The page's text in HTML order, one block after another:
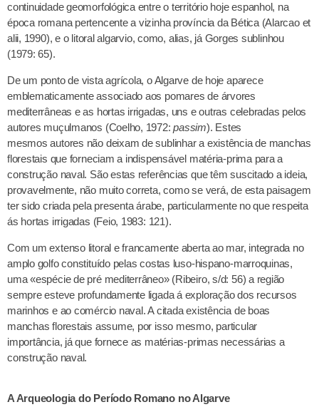
continuidade geomorfológica entre o território hoje espanhol, na
época romana pertencente a vizinha província da Bética (Alarcao et
alii, 1990), e o litoral algarvio, como, alias, já Gorges sublinhou
(1979: 65).
De um ponto de vista agrícola, o Algarve de hoje aparece
emblematicamente associado aos pomares de árvores
mediterrâneas e as hortas irrigadas, uns e outras celebradas pelos
autores muçulmanos (Coelho, 1972:passim). Estes
mesmos autores não deixam de sublinhar a existência de manchas
florestais que forneciam a indispensável matéria-prima para a
construção naval. São estas referências que têm suscitado a ideia,
provavelmente, não muito correta, como se verá, de esta paisagem
ter sido criada pela presenta árabe, particularmente no que respeita
ás hortas irrigadas (Feio, 1983: 121).
Com um extenso litoral e francamente aberta ao mar, integrada no
amplo golfo constituído pelas costas luso-hispano-marroquinas,
uma «espécie de pré mediterrâneo» (Ribeiro, s/d: 56) a região
sempre esteve profundamente ligada á exploração dos recursos
marinhos e ao comércio naval. A citada existência de boas
manchas florestais assume, por isso mesmo, particular
importância, já que fornece as matérias-primas necessárias a
construção naval.
A Arqueologia do Período Romano no Algarve